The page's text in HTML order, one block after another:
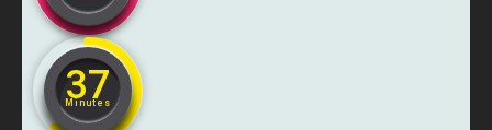
37
Minutes